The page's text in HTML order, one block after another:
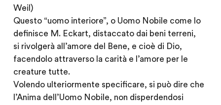
Weil)
Questo “uomo interiore”, o Uomo Nobile come lo
definisce M. Eckart, distaccato dai beni terreni,
si rivolgerà all’amore del Bene, e cioè di Dio,
facendolo attraverso la carità e l’amore per le
creature tutte.
Volendo ulteriormente specificare, si può dire che
l’Anima dell’Uomo Nobile, non disperdendosi